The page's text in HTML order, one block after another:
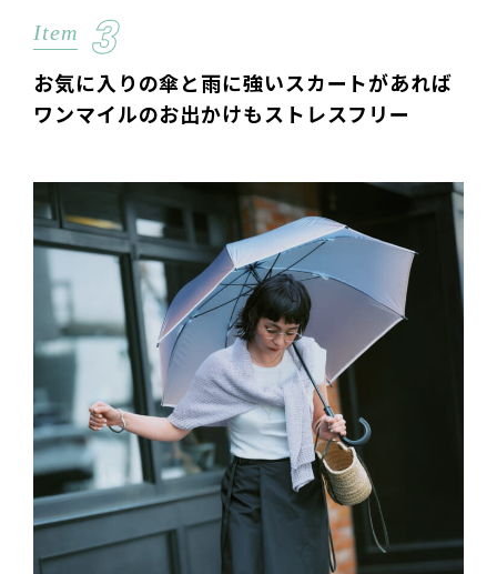
Item 3
お気に入りの傘と雨に強いスカートがあれば
ワンマイルのお出かけもストレスフリー